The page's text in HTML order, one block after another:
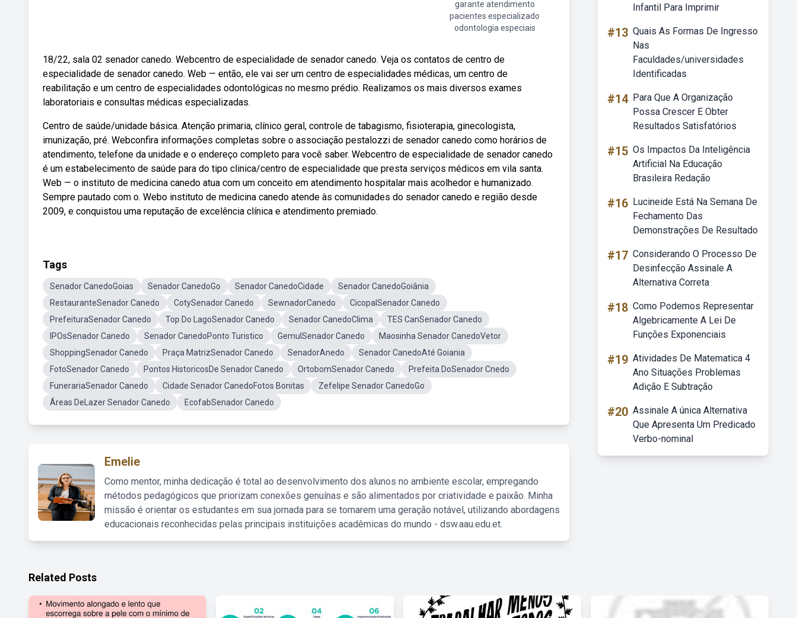
garante atendimento
pacientes especializado
odontologia especiais
18/22, sala 02 senador canedo. Webcentro de especialidade de senador canedo. Veja os contatos de centro de
especialidade de senador canedo. Web — então, ele vai ser um centro de especialidades médicas, um centro de
reabilitação e um centro de especialidades odontológicas no mesmo prédio. Realizamos os mais diversos exames
laboratoriais e consultas médicas especializadas.
Centro de saúde/unidade básica. Atenção primaria, clínico geral, controle de tabagismo, fisioterapia, ginecologista,
imunização, pré. Webconfira informações completas sobre o associação pestalozzi de senador canedo como horários de
atendimento, telefone da unidade e o endereço completo para você saber. Webcentro de especialidade de senador canedo
é um estabelecimento de saúde para do tipo clinica/centro de especialidade que presta serviços médicos em vila santa.
Web — o instituto de medicina canedo atua com um conceito em atendimento hospitalar mais acolhedor e humanizado.
Sempre pautado com o. Webo instituto de medicina canedo atende às comunidades do senador canedo e região desde
2009, e conquistou uma reputação de excelência clínica e atendimento premiado.
Tags
Senador CanedoGoias Senador CanedoGo Senador CanedoCidade
Senador CanedoGoiânia
RestauranteSenador Canedo
CotySenador Canedo SewnadorCanedo
CicopalSenador Canedo
PrefeituraSenador Canedo
Top Do LagoSenador Canedo Senador CanedoClima
TES CanSenador Canedo
IPOsSenador Canedo
Senador CanedoPonto Turistico GemulSenador Canedo
Maosinha Senador CanedoVetor
ShoppingSenador Canedo
Praça MatrizSenador Canedo SenadorAnedo
Senador CanedoAté Goiania
FotoSenador Canedo
Pontos HistoricosDe Senador Canedo OrtobomSenador Canedo
Prefeita DoSenador Cnedo
FunerariaSenador Canedo
Cidade Senador CanedoFotos Bonitas
Zefelipe Senador CanedoGo
Áreas DeLazer Senador Canedo
EcofabSenador Canedo
Emelie
Como mentor, minha dedicação é total ao desenvolvimento dos alunos no ambiente escolar, empregando
métodos pedagógicos que priorizam conexões genuínas e são alimentados por criatividade e paixão. Minha
missão é orientar os estudantes em sua jornada para se tornarem uma geração notável, utilizando abordagens
educacionais reconhecidas pelas principais instituições acadêmicas do mundo - dsw.aau.edu.et.
Infantil Para Imprimir
#13 Quais As Formas De Ingresso
Nas
Faculdades/universidades
Identificadas
#14 Para Que A Organização
Possa Crescer E Obter
Resultados Satisfatórios
#15 Os Impactos Da Inteligência
Artificial Na Educação
Brasileira Redação
#16 Lucineide Está Na Semana De
Fechamento Das
Demonstrações De Resultado
#17 Considerando O Processo De
Desinfecção Assinale A
Alternativa Correta
#18 Como Podemos Representar
Algebricamente A Lei De
Funções Exponenciais
#19 Atividades De Matematica 4
Ano Situações Problemas
Adição E Subtração
#20 Assinale A única Alternativa
Que Apresenta Um Predicado
Verbo-nominal
Related Posts